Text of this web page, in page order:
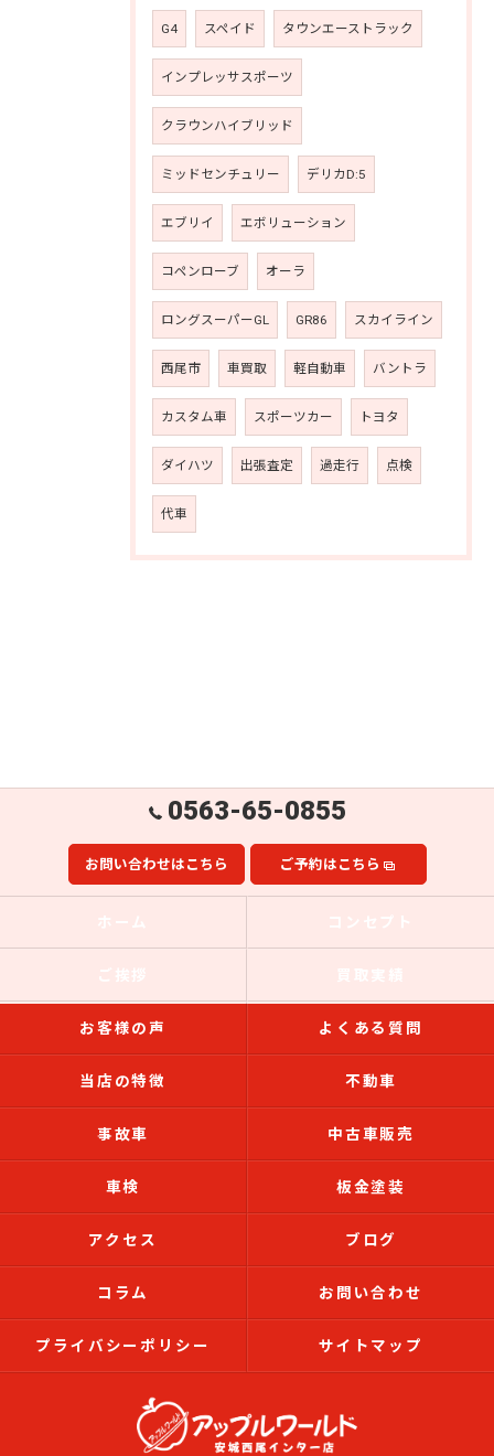
G4 スペイド タウンエーストラック
インプレッサスポーツ
クラウンハイブリッド
ミッドセンチュリー デリカD:5
エブリイ エボリューション
コペンローブ オーラ
ロングスーパーGL GR86 スカイライン
西尾市 車買取 軽自動車 バントラ
カスタム車 スポーツカー トヨタ
ダイハツ 出張査定 過走行 点検
代車
0563-65-0855
お問い合わせはこちら ご予約はこちら
お客様の声 よくある質問
当店の特徴 不動車
事故車 中古車販売
車検 板金塗装
アクセス ブログ
コラム お問い合わせ
プライバシーポリシー サイトマップ